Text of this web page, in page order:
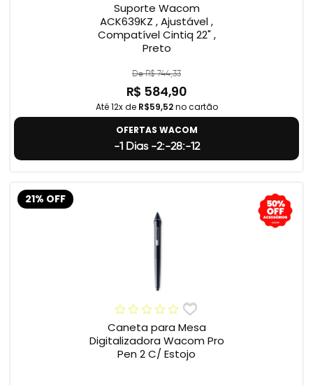
Suporte Wacom
ACK639KZ , Ajustável ,
Compatível Cintiq 22" ,
Preto
De R$ 744,33
R$ 584,90
Até 12x de R$59,52no cartão
OFERTAS WACOM
-1 Dias -2:-28:-13
21% OFF
Caneta para Mesa
Digitalizadora Wacom Pro
Pen 2 C/ Estojo